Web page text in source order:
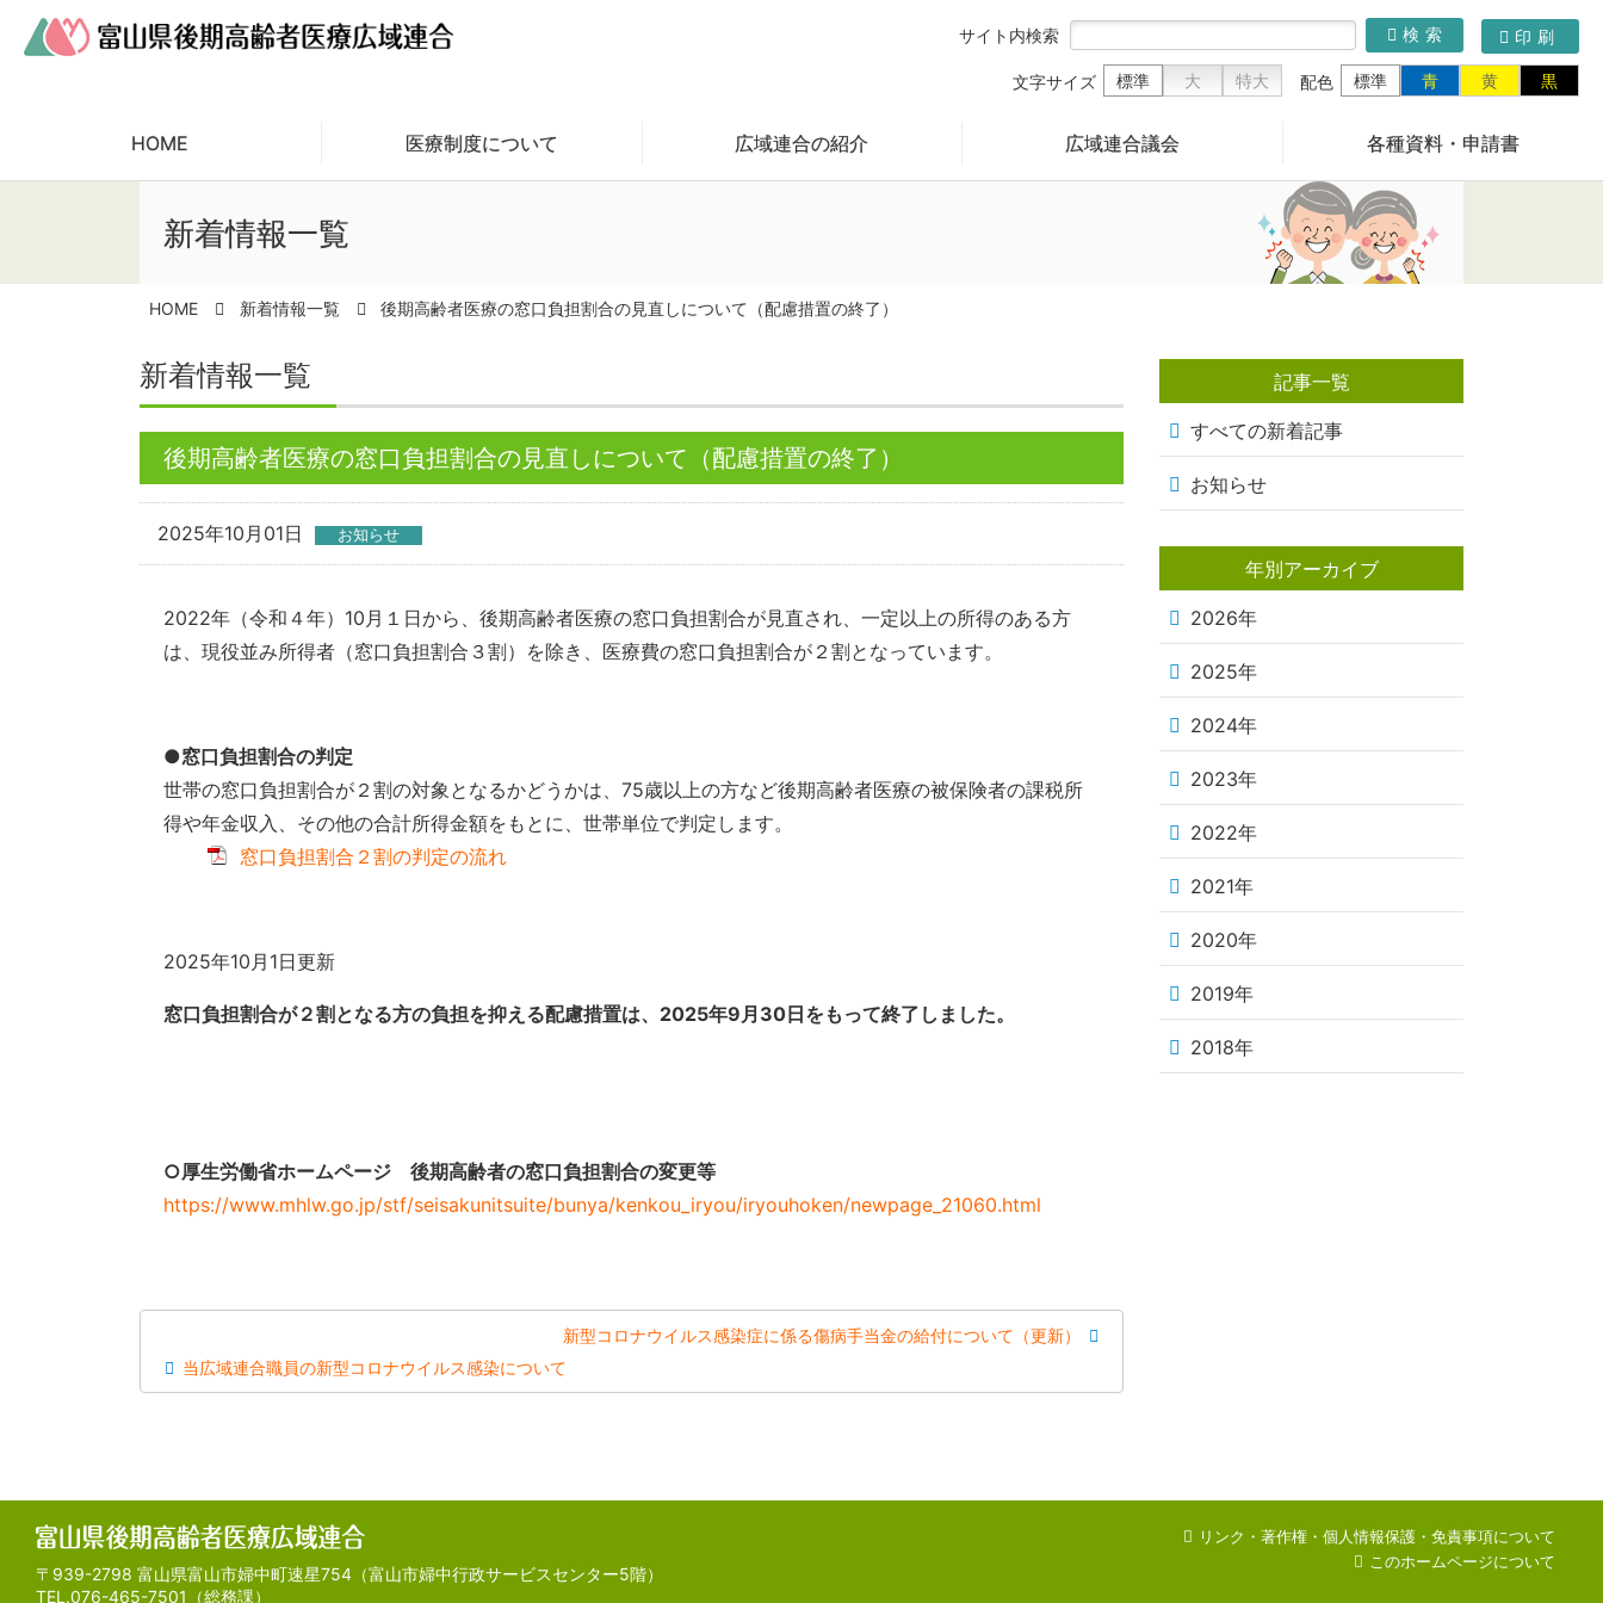
サイト内検索 検索 印刷
文字サイズ 標準 大 特大 配色 標準 青 黄 黒
HOME 医療制度について 広域連合の紹介 広域連合議会 各種資料・申請書
新着情報一覧
HOME 新着情報一覧 後期高齢者医療の窓口負担割合の見直しについて（配慮措置の終了）
新着情報一覧
後期高齢者医療の窓口負担割合の見直しについて（配慮措置の終了）
2025年10月01日 お知らせ
2022年（令和４年）10月１日から、後期高齢者医療の窓口負担割合が見直され、一定以上の所得のある方
は、現役並み所得者（窓口負担割合３割）を除き、医療費の窓口負担割合が２割となっています。
●窓口負担割合の判定
世帯の窓口負担割合が２割の対象となるかどうかは、75歳以上の方など後期高齢者医療の被保険者の課税所
得や年金収入、その他の合計所得金額をもとに、世帯単位で判定します。
窓口負担割合２割の判定の流れ
2025年10月1日更新
窓口負担割合が２割となる方の負担を抑える配慮措置は、2025年9月30日をもって終了しました。
○厚生労働省ホームページ 後期高齢者の窓口負担割合の変更等
https://www.mhlw.go.jp/stf/seisakunitsuite/bunya/kenkou_iryou/iryouhoken/newpage_21060.html
新型コロナウイルス感染症に係る傷病手当金の給付について（更新）
当広域連合職員の新型コロナウイルス感染について
記事一覧
すべての新着記事
お知らせ
年別アーカイブ
2026年
2025年
2024年
2023年
2022年
2021年
2020年
2019年
2018年
〒939-2798 富山県富山市婦中町速星754 （富山市婦中行政サービスセンター5階）
TEL.076-465-7501（総務課）
リンク・著作権・個人情報保護・免責事項について
このホームページについて